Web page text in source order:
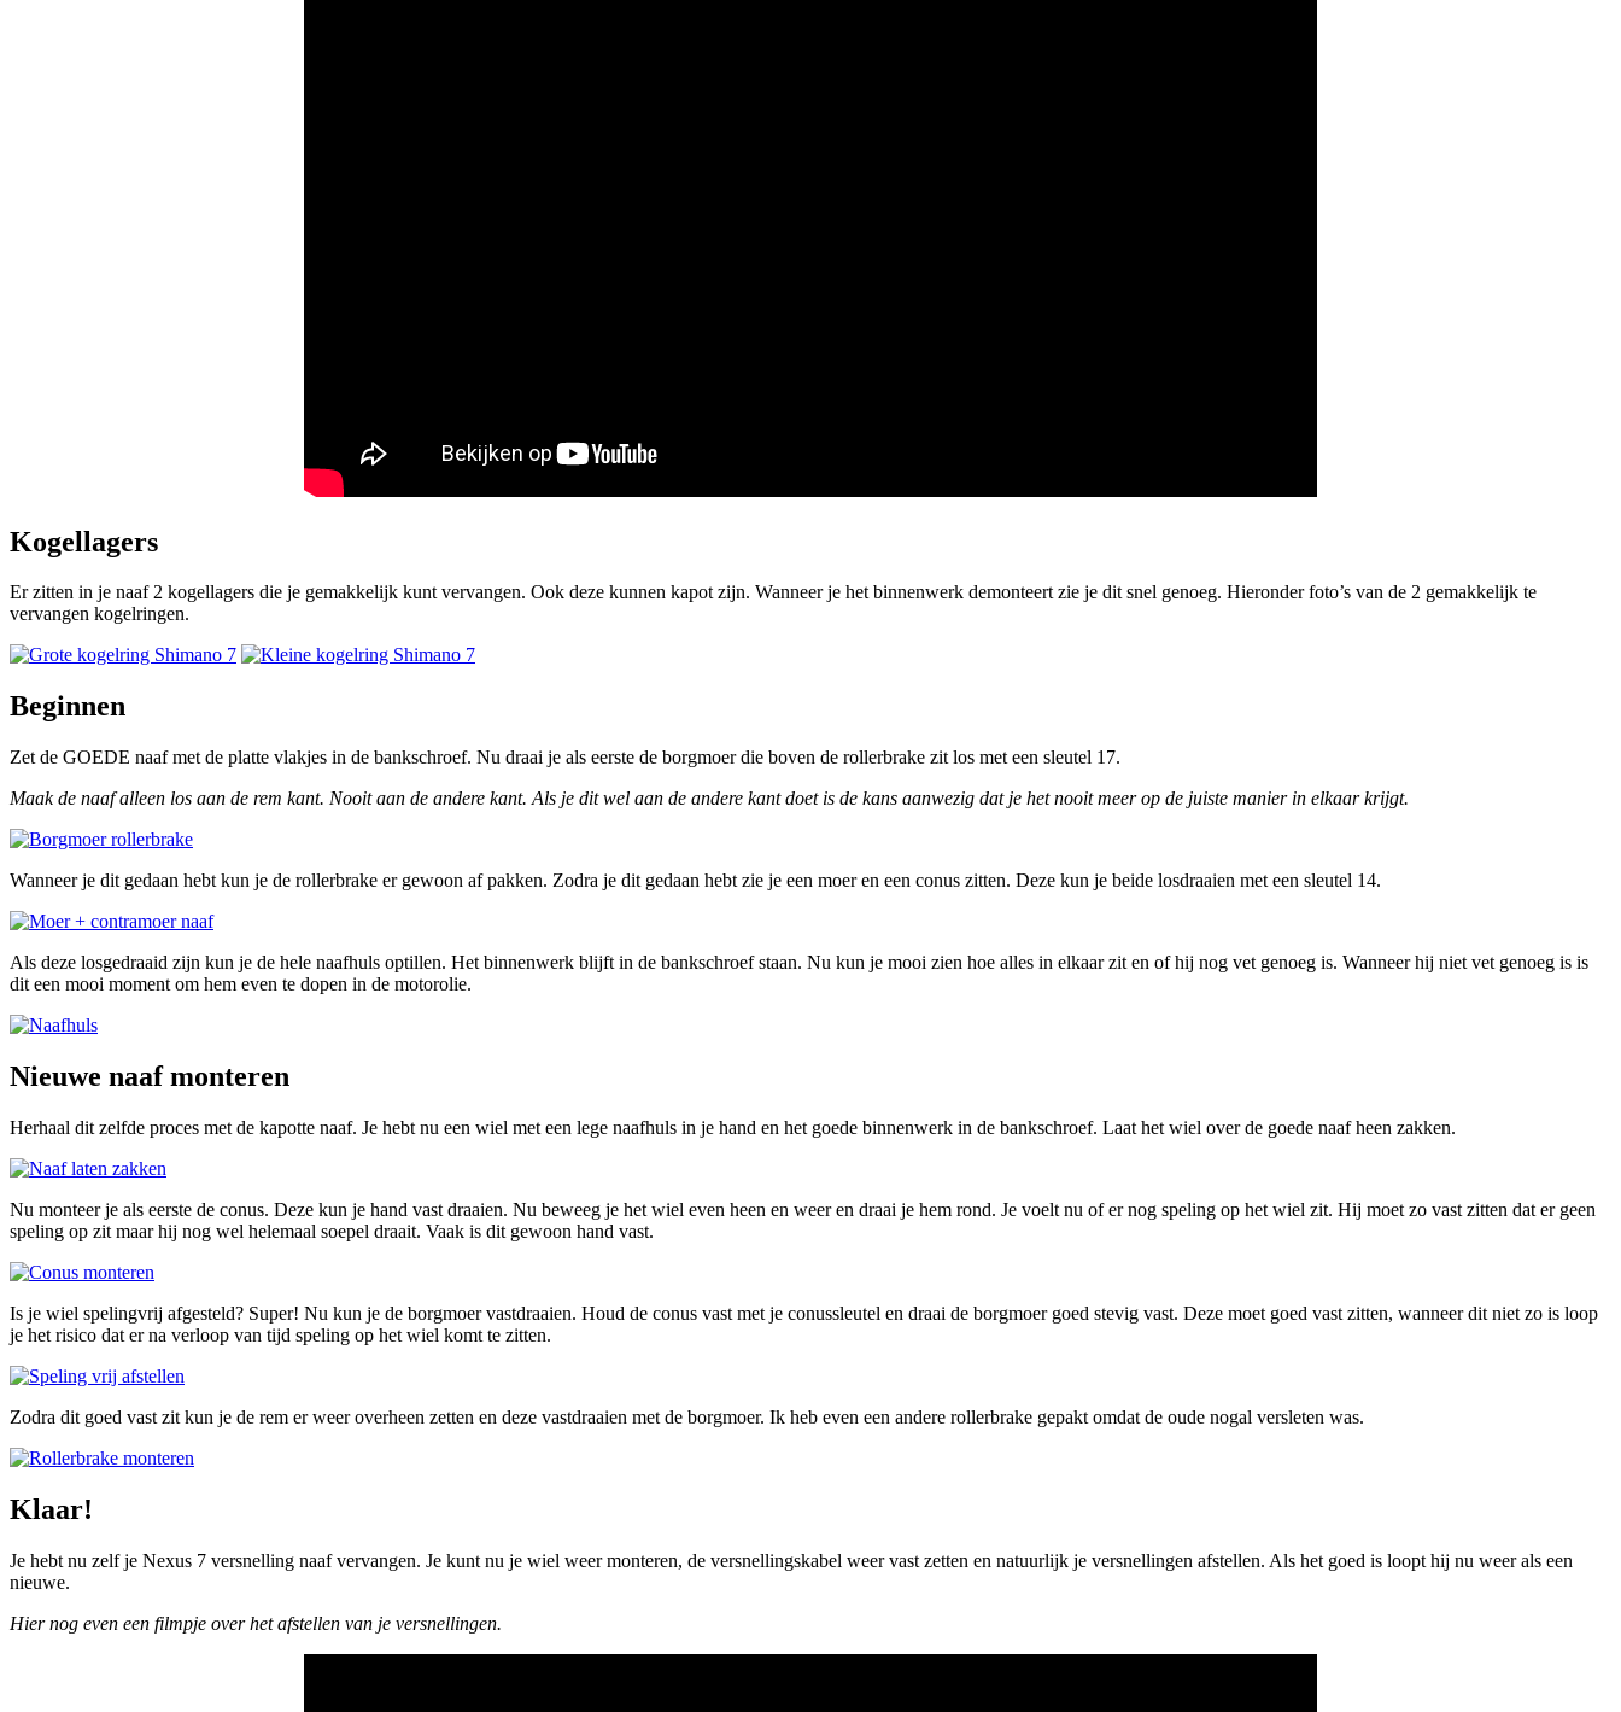
Kogellagers
Er zitten in je naaf 2 kogellagers die je gemakkelijk kunt vervangen. Ook deze kunnen kapot zijn. Wanneer je het binnenwerk demonteert zie je dit snel genoeg. Hieronder foto’s van de 2 gemakkelijk te
vervangen kogelringen.
Beginnen
Zet de GOEDE naaf met de platte vlakjes in de bankschroef. Nu draai je als eerste de borgmoer die boven de rollerbrake zit los met een sleutel 17.
Maak de naaf alleen los aan de rem kant. Nooit aan de andere kant. Als je dit wel aan de andere kant doet is de kans aanwezig dat je het nooit meer op de juiste manier in elkaar krijgt.
Wanneer je dit gedaan hebt kun je de rollerbrake er gewoon af pakken. Zodra je dit gedaan hebt zie je een moer en een conus zitten. Deze kun je beide losdraaien met een sleutel 14.
Als deze losgedraaid zijn kun je de hele naafhuls optillen. Het binnenwerk blijft in de bankschroef staan. Nu kun je mooi zien hoe alles in elkaar zit en of hij nog vet genoeg is. Wanneer hij niet vet genoeg is is
dit een mooi moment om hem even te dopen in de motorolie.
Nieuwe naaf monteren
Herhaal dit zelfde proces met de kapotte naaf. Je hebt nu een wiel met een lege naafhuls in je hand en het goede binnenwerk in de bankschroef. Laat het wiel over de goede naaf heen zakken.
Nu monteer je als eerste de conus. Deze kun je hand vast draaien. Nu beweeg je het wiel even heen en weer en draai je hem rond. Je voelt nu of er nog speling op het wiel zit. Hij moet zo vast zitten dat er geen
speling op zit maar hij nog wel helemaal soepel draait. Vaak is dit gewoon hand vast.
Is je wiel spelingvrij afgesteld? Super! Nu kun je de borgmoer vastdraaien. Houd de conus vast met je conussleutel en draai de borgmoer goed stevig vast. Deze moet goed vast zitten, wanneer dit niet zo is loop
je het risico dat er na verloop van tijd speling op het wiel komt te zitten.
Zodra dit goed vast zit kun je de rem er weer overheen zetten en deze vastdraaien met de borgmoer. Ik heb even een andere rollerbrake gepakt omdat de oude nogal versleten was.
Klaar!
Je hebt nu zelf je Nexus 7 versnelling naaf vervangen. Je kunt nu je wiel weer monteren, de versnellingskabel weer vast zetten en natuurlijk je versnellingen afstellen. Als het goed is loopt hij nu weer als een
nieuwe.
Hier nog even een filmpje over het afstellen van je versnellingen.